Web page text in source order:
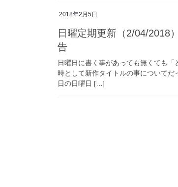
2018年2月5日
日曜定期更新（2/04/2018
告
日曜日に書く事があっても無くても「
時として新作タイトルの事について
日の日曜日 […]